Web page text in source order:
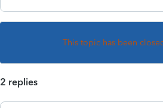
This topic has been
2 replies